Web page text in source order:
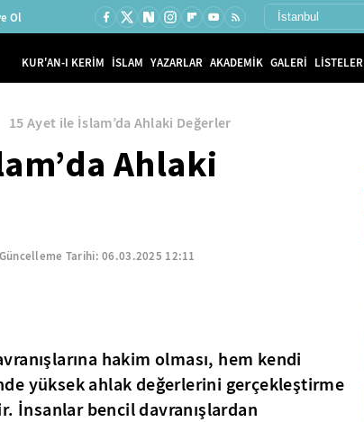
Ol
KUR'AN-I KERİM İSLAM YAZARLAR AKADEMİK GALERİ LİSTELER
15 Ayet ile İslam’da Ahlaki Değerler
Ahlaki
Güncelleme Tarihi:06.03.2025 12:11
hakim olması, hem kendi
yüksek ahlak değerlerini gerçekleştirme
İnsanlar bencil davranışlardan